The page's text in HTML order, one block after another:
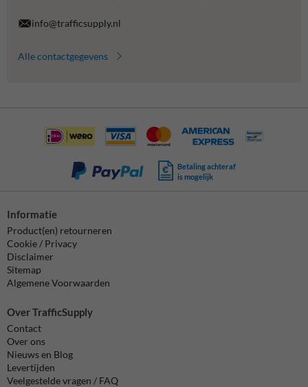
info@trafficsupply.nl
Alle contactgegevens
Betaling achteraf
is mogelijk
Informatie
Product(en) retourneren
Cookie / Privacy
Disclaimer
Sitemap
Algemene Voorwaarden
Over TrafficSupply
Contact
Over ons
Nieuws en Blog
Levertijden
Veelgestelde vragen / FAQ